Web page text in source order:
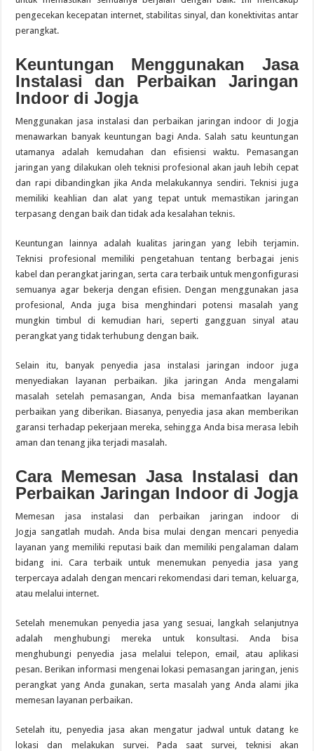
pengecekan kecepatan internet, stabilitas sinyal, dan konektivitas antar
perangkat.
Keuntungan Menggunakan Jasa
Instalasi dan Perbaikan Jaringan
Indoor di Jogja
Menggunakan jasa instalasi dan perbaikan jaringan indoor di Jogja
menawarkan banyak keuntungan bagi Anda. Salah satu keuntungan
utamanya adalah kemudahan dan efisiensi waktu. Pemasangan
jaringan yang dilakukan oleh teknisi profesional akan jauh lebih cepat
dan rapi dibandingkan jika Anda melakukannya sendiri. Teknisi juga
memiliki keahlian dan alat yang tepat untuk memastikan jaringan
terpasang dengan baik dan tidak ada kesalahan teknis.
Keuntungan lainnya adalah kualitas jaringan yang lebih terjamin.
Teknisi profesional memiliki pengetahuan tentang berbagai jenis
kabel dan perangkat jaringan, serta cara terbaik untuk mengonfigurasi
semuanya agar bekerja dengan efisien. Dengan menggunakan jasa
profesional, Anda juga bisa menghindari potensi masalah yang
mungkin timbul di kemudian hari, seperti gangguan sinyal atau
perangkat yang tidak terhubung dengan baik.
Selain itu, banyak penyedia jasa instalasi jaringan indoor juga
menyediakan layanan perbaikan. Jika jaringan Anda mengalami
masalah setelah pemasangan, Anda bisa memanfaatkan layanan
perbaikan yang diberikan. Biasanya, penyedia jasa akan memberikan
garansi terhadap pekerjaan mereka, sehingga Anda bisa merasa lebih
aman dan tenang jika terjadi masalah.
Cara Memesan Jasa Instalasi dan
Perbaikan Jaringan Indoor di Jogja
Memesan jasa instalasi dan perbaikan jaringan indoor di
Jogja sangatlah mudah. Anda bisa mulai dengan mencari penyedia
layanan yang memiliki reputasi baik dan memiliki pengalaman dalam
bidang ini. Cara terbaik untuk menemukan penyedia jasa yang
terpercaya adalah dengan mencari rekomendasi dari teman, keluarga,
atau melalui internet.
Setelah menemukan penyedia jasa yang sesuai, langkah selanjutnya
adalah menghubungi mereka untuk konsultasi. Anda bisa
menghubungi penyedia jasa melalui telepon, email, atau aplikasi
pesan. Berikan informasi mengenai lokasi pemasangan jaringan, jenis
perangkat yang Anda gunakan, serta masalah yang Anda alami jika
memesan layanan perbaikan.
Setelah itu, penyedia jasa akan mengatur jadwal untuk datang ke
lokasi dan melakukan survei. Pada saat survei, teknisi akan